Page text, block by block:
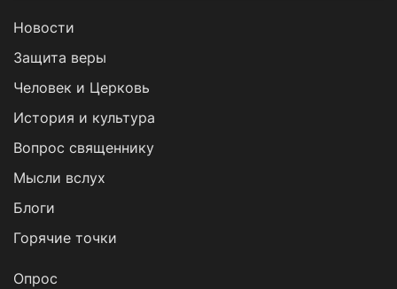
Новости
Защита веры
Человек и Церковь
История и культура
Вопрос священнику
Мысли вслух
Блоги
Горячие точки
Опрос